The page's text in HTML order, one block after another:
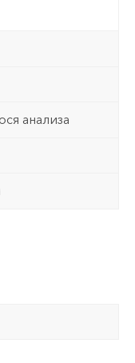
анализа